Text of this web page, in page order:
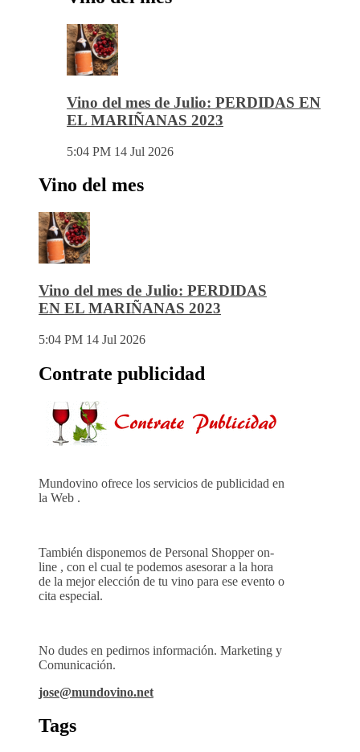
Vino del mes de Julio: PERDIDAS EN
EL MARIÑANAS 2023
5:04 PM 14 Jul 2026
Vino del mes
Vino del mes de Julio: PERDIDAS
EN EL MARIÑANAS 2023
5:04 PM 14 Jul 2026
Contrate publicidad
Mundovino ofrece los servicios de publicidad en
la Web .
También disponemos de Personal Shopper on-
line , con el cual te podemos asesorar a la hora
de la mejor elección de tu vino para ese evento o
cita especial.
No dudes en pedirnos información. Marketing y
Comunicación.
jose@mundovino.net
Tags